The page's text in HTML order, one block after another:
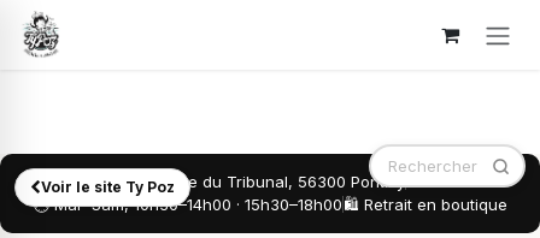
Se rendre au contenu
Voir le site Ty Poz📍 7 Rue du Tribunal, 56300 Pontivy
🕐 Mar–Sam, 10h30–14h00 · 15h30–18h00🛍️ Retrait en boutique